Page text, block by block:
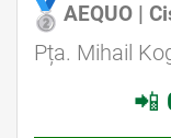
AEQUO |
Pța. Mihail
📲
Avocati Bucuresti • Cabinete Avocatura